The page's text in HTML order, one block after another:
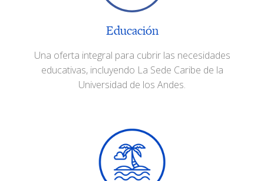
Educación
Una oferta integral para cubrir las necesidades
educativas, incluyendo La Sede Caribe de la
Universidad de los Andes.